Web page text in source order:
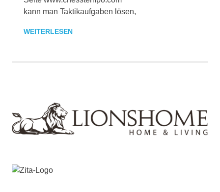
kann man Taktikaufgaben lösen,
WEITERLESEN